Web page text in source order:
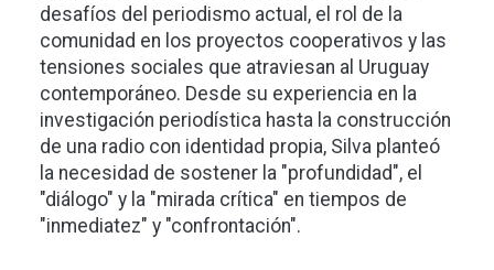
desafíos del periodismo actual, el rol de la
comunidad en los proyectos cooperativos y las
tensiones sociales que atraviesan al Uruguay
contemporáneo. Desde su experiencia en la
investigación periodística hasta la construcción
de una radio con identidad propia, Silva planteó
la necesidad de sostener la "profundidad", el
"diálogo" y la "mirada crítica" en tiempos de
"inmediatez" y "confrontación".